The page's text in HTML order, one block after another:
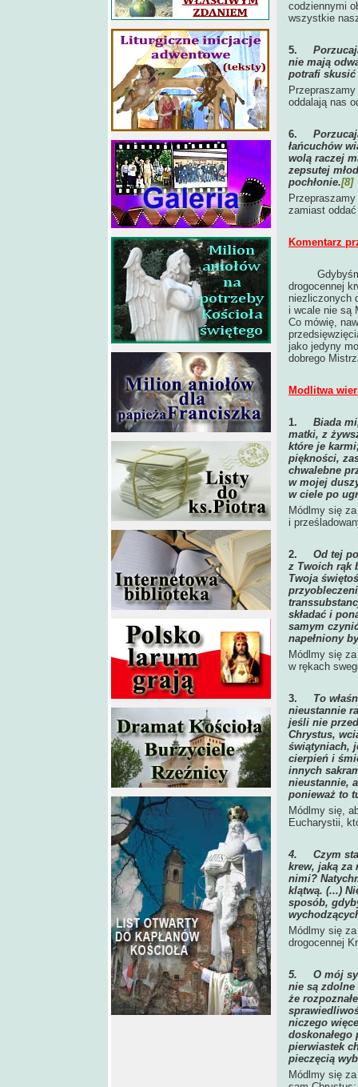
codziennymi
wszystkie
5.
nie mają
potrafi skusić
oddalają nas
6.
łańcuchów
wolą raczej
zepsutej
pochłonie.[8]
zamiast oddać
Komentarz
drogocennej
niezliczonych
i wcale nie są
Co mówię,
jako jedyny
dobrego
Modlitwa
1. Biada
matki, z
które je
piękności,
chwalebne
w mojej
w ciele po
Módlmy się
i
2. Od tej
z Twoich rąk
Twoja
składać i
samym
napełniony
Módlmy się
w rękach
3. To
nieustannie
jeśli nie
Chrystus,
świątyniach,
cierpień i
innych
nieustannie,
ponieważ to
Módlmy się,
Eucharystii,
4. Czym
krew, jaką za
nimi?
klątwą. (...)
sposób,
Módlmy się
drogocennej
5. O mój
nie są zdolne
że
niczego
pierwiastek
pieczęcią
Módlmy się